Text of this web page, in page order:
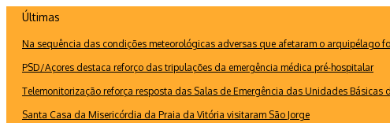
conteúdo
Últimas
Na sequência das condições meteorológicas adversas que afetaram o arquipélago
PSD/Açores destaca reforço das tripulações da emergência médica pré-hospitalar
Telemonitorização reforça resposta das Salas de Emergência das Unidades Básicas
Santa Casa da Misericórdia da Praia da Vitória visitaram São Jorge